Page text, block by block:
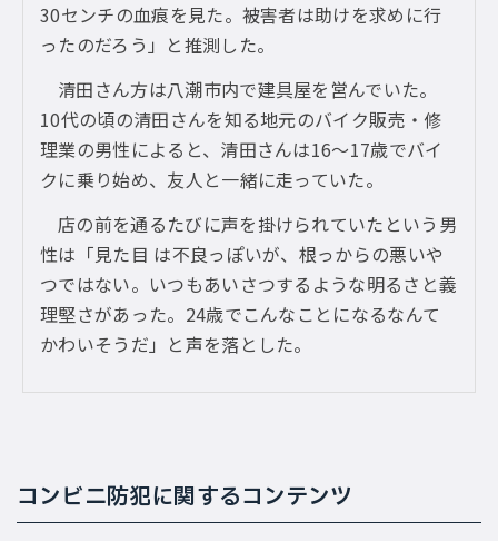
30センチの血痕を見た。被害者は助けを求めに行
ったのだろう」と推測した。
清田さん方は八潮市内で建具屋を営んでいた。
10代の頃の清田さんを知る地元のバイク販売・修
理業の男性によると、清田さんは16〜17歳でバイ
クに乗り始め、友人と一緒に走っていた。
店の前を通るたびに声を掛けられていたという男
性は「見た目 は不良っぽいが、根っからの悪いや
つではない。いつもあいさつするような明るさと義
理堅さがあった。24歳でこんなことになるなんて
かわいそうだ」と声を落とした。
コンビニ防犯に関するコンテンツ